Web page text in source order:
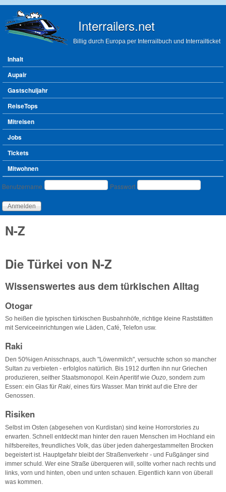
Interrailers.net
Billig durch Europa per Interrailbuch und Interrailticket
Hauptmenü
Inhalt
Aupair
Gastschuljahr
ReiseTops
Mitreisen
Jobs
Tickets
Mitwohnen
Benutzeranmeldung
Benutzername Passwort
N-Z
Die Türkei von N-Z
Wissenswertes aus dem türkischen Alltag
Otogar
So heißen die typischen türkischen Busbahnhöfe, richtige kleine Raststätten
mit Serviceeinrichtungen wie Läden, Café, Telefon usw.
Raki
Den 50%igen Anisschnaps, auch "Löwenmilch", versuchte schon so mancher
Sultan zu verbieten - erfolglos natürlich. Bis 1912 durften ihn nur Griechen
produzieren, seither Staatsmonopol. Kein Aperitif wie Ouzo, sondern zum
Essen: ein Glas für Raki, eines fürs Wasser. Man trinkt auf die Ehre der
Genossen.
Risiken
Selbst im Osten (abgesehen von Kurdistan) sind keine Horrorstories zu
erwarten. Schnell entdeckt man hinter den rauen Menschen im Hochland ein
hilfsbereites, freundliches Volk, das über jeden dahergestammelten Brocken
begeistert ist. Hauptgefahr bleibt der Straßenverkehr - und Fußgänger sind
immer schuld. Wer eine Straße überqueren will, sollte vorher nach rechts und
links, vorn und hinten, oben und unten schauen. Eigentlich kann von überall
was kommen.